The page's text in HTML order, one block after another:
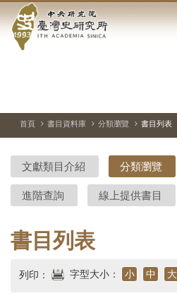
到中
央
院-
臺
灣
史
研
究
首頁 書目資料庫 分類瀏覽 書目列表
文獻類目介紹 分類瀏覽
進階查詢 線上提供書目
書目列表
列印： 字型大小： 小 中 大